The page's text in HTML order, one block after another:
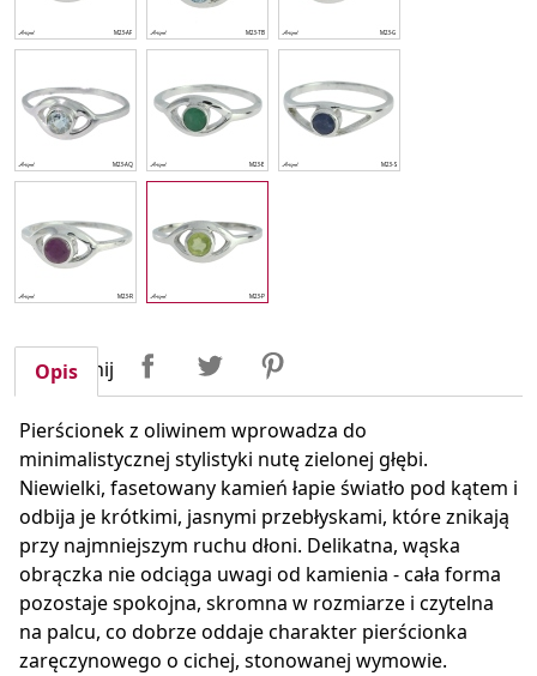
Udostępnij UdostępnijTweetuj
Opis
Pierścionek z oliwinem wprowadza do
minimalistycznej stylistyki nutę zielonej głębi.
Niewielki, fasetowany kamień łapie światło pod kątem i
odbija je krótkimi, jasnymi przebłyskami, które znikają
przy najmniejszym ruchu dłoni. Delikatna, wąska
obrączka nie odciąga uwagi od kamienia - cała forma
pozostaje spokojna, skromna w rozmiarze i czytelna
na palcu, co dobrze oddaje charakter pierścionka
zaręczynowego o cichej, stonowanej wymowie.